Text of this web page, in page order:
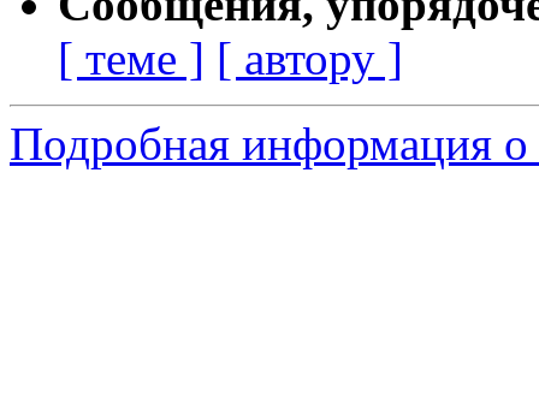
[ теме ] [ автору ]
Подробная информация